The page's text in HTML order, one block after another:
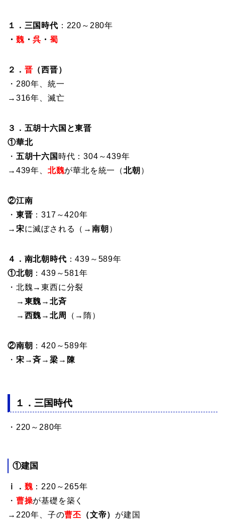
１．三国時代 ：220～280年
・ 魏・呉 ・蜀
２． 晋 （西晋）
・280年、統一
→316年、滅亡
３．五胡十六国と東晋
①華北
・ 五胡十六国 時代：304～439年
→439年、 北魏が華北を統一（北朝 ）
②江南
・ 東晋 ：317～420年
→ 宋に滅ぼされる（→南朝 ）
４．南北朝時代 ：439～589年
①北朝 ：439～581年
・北魏→東西に分裂
→ 東魏→北斉
→ 西魏→北周 （→隋）
②南朝 ：420～589年
・ 宋 →斉 →梁 → 陳
１． 三国時代
・220～280年
①建国
ⅰ． 魏：220～265年
・ 曹操が基礎を築く
→220年、子の曹丕 （文帝） が建国